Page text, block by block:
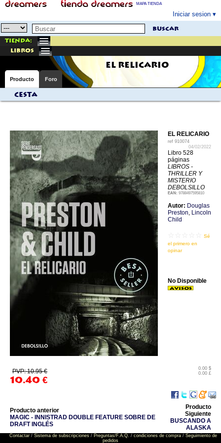
MAPA TIENDA
Iniciar sesion
buscar
Tienda:
libros
EL RELICARIO
Producto Foro
Cesta
EL RELICARIO
ref 910074
04/02/2022
Libro 528
páginas
LIBROS -
THRILLER Y
MISTERIO
DEBOLSILLO
EAN: 9788497595810
Autor: Douglas
Preston, Lincoln
Child
Sé
el primero en
opinar
PVP: 10.95 €
10.40 €
0.00 $
0.00 £
No Disponible
Producto anterior
MAGIC - INNISTRAD DOUBLE FEATURE SOBRE DE
DRAFT INGLÉS
Producto
Siguiente
BUSCANDO A
ALASKA
Contactar/ Sistema de subscripciones/ Preguntas/F.A.Q. / condiciones de compra/ Seguimiento de
pedidos